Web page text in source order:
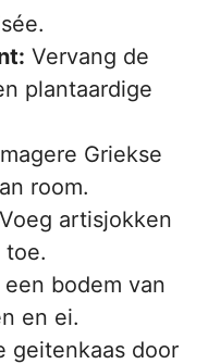
Vervang de
plantaardige
Griekse
room.
Voeg artisjokken
toe.
bodem van
en ei.
geitenkaas door